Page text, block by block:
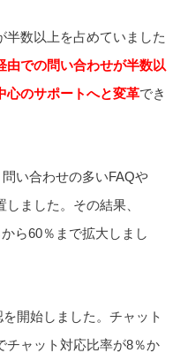
数以上を占めていました
由での問い合わせが半数以
心のサポートへと変革でき
い合わせの多いFAQや
ました。その結果、
ら60％まで拡大しまし
開始しました。チャット
チャット対応比率が8％か